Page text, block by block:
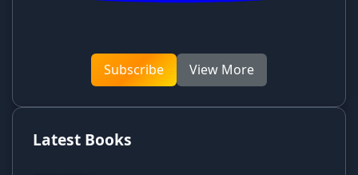
Subscribe View More
Latest Books